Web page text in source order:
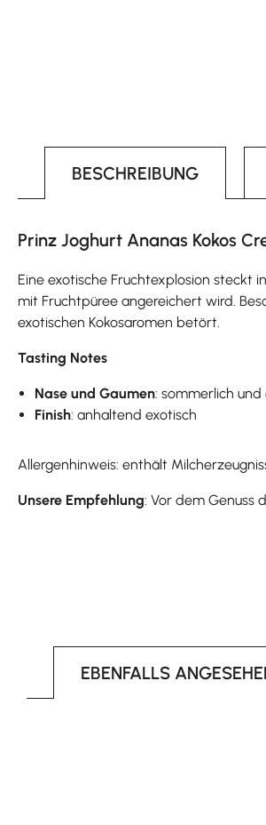
BESCHREIBUNG
Prinz Joghurt Ananas Kokos
Eine exotische Fruchtexplosion steckt
mit Fruchtpüree angereichert wird.
exotischen Kokosaromen betört.
Tasting Notes
Nase und Gaumen: sommerlich
Finish: anhaltend exotisch
Allergenhinweis: enthält
Unsere Empfehlung: Vor dem Genuss
EBENFALLS